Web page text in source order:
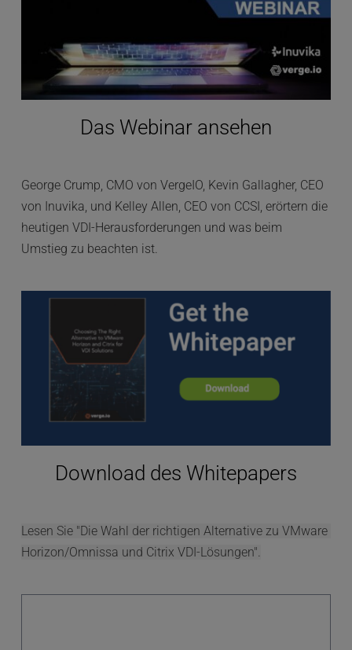
Das Webinar ansehen
George Crump, CMO von VergeIO, Kevin Gallagher, CEO
von Inuvika, und Kelley Allen, CEO von CCSI, erörtern die
heutigen VDI-Herausforderungen und was beim
Umstieg zu beachten ist.
Download des Whitepapers
Lesen Sie "Die Wahl der richtigen Alternative zu VMware
Horizon/Omnissa und Citrix VDI-Lösungen".